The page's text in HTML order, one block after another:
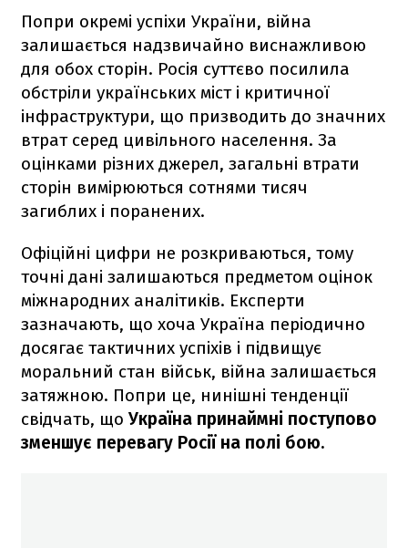
Попри окремі успіхи України, війна
залишається надзвичайно виснажливою
для обох сторін. Росія суттєво посилила
обстріли українських міст і критичної
інфраструктури, що призводить до значних
втрат серед цивільного населення. За
оцінками різних джерел, загальні втрати
сторін вимірюються сотнями тисяч
загиблих і поранених.
Офіційні цифри не розкриваються, тому
точні дані залишаються предметом оцінок
міжнародних аналітиків. Експерти
зазначають, що хоча Україна періодично
досягає тактичних успіхів і підвищує
моральний стан військ, війна залишається
затяжною. Попри це, нинішні тенденції
свідчать, що Україна принаймні поступово
зменшує перевагу Росії на полі бою.